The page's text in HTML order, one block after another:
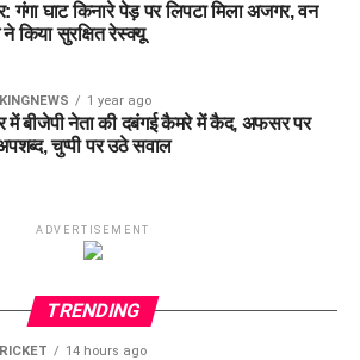
गंगा घाट किनारे पेड़ पर लिपटा मिला अजगर, वन
ने किया सुरक्षित रेस्क्यू
1 year ago
में बीजेपी नेता की दबंगई कैमरे में कैद, अफसर पर
चुप्पी पर उठे सवाल
ADVERTISEMENT
TRENDING
14 hours ago